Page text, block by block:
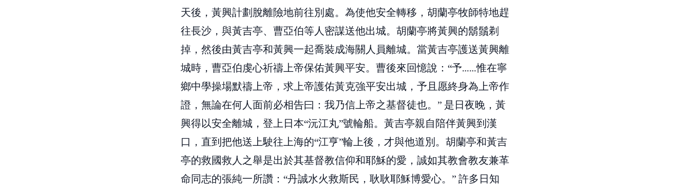
天後，黃興計劃脫離險地前往別處。為使他安全轉移，胡蘭亭牧師特地趕
往長沙，與黃吉亭、曹亞伯等人密謀送他出城。胡蘭亭將黃興的鬍鬚剃
掉，然後由黃吉亭和黃興一起喬裝成海關人員離城。當黃吉亭護送黃興離
城時，曹亞伯虔心祈禱上帝保佑黃興平安。曹後來回憶說：“予……惟在寧
鄉中學操場默禱上帝，求上帝護佑黃克強平安出城，予且愿終身為上帝作
證，無論在何人面前必相告曰：我乃信上帝之基督徒也。” 是日夜晚，黃
興得以安全離城，登上日本“沅江丸”號輪船。黃吉亭親自陪伴黃興到漢
口，直到把他送上駛往上海的“江亨”輪上後，才與他道別。胡蘭亭和黃吉
亭的救國救人之舉是出於其基督教信仰和耶穌的愛，誠如其教會教友兼革
命同志的張純一所讚：“丹誠水火救斯民，耿耿耶穌博愛心。” 許多日知